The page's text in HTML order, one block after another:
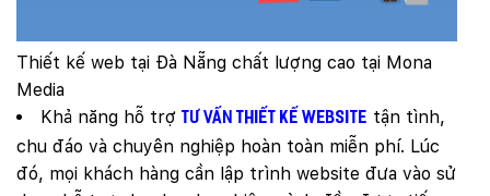
Thiết kế web tại Đà Nẵng chất lượng cao tại Mona
Media
Khả năng hỗ trợ tư vấn thiết kế website tận tình,
chu đáo và chuyên nghiệp hoàn toàn miễn phí. Lúc
đó, mọi khách hàng cần lập trình website đưa vào sử
Quý khách vui lòng đăng nhập vào hệ thống
quản lý dự án để theo dõi tiến độ.